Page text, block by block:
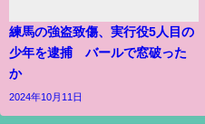
練馬の強盗致傷、実行役5人目の
少年を逮捕 バールで窓破った
か
2024年10月11日